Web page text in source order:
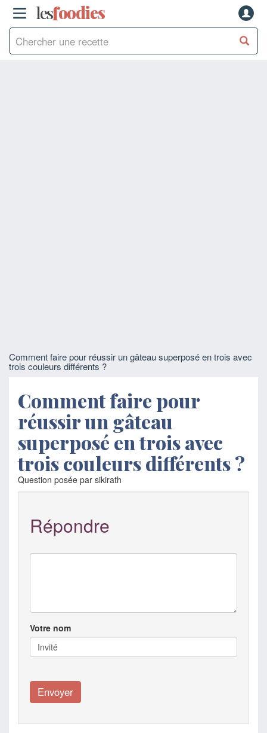
lesfoodies
Comment faire pour réussir un gâteau superposé en trois avec
trois couleurs différents ?
Comment faire pour
réussir un gâteau
superposé en trois avec
trois couleurs différents ?
Question posée par sikirath
Répondre
Votre nom